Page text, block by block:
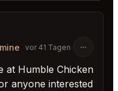
vor 41 Tagen
at Humble Chicken
anyone interested